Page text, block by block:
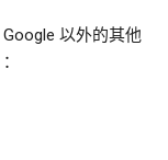
以外的其他